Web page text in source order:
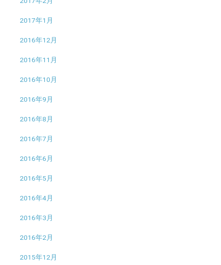
2017年1月
2016年12月
2016年11月
2016年10月
2016年9月
2016年8月
2016年7月
2016年6月
2016年5月
2016年4月
2016年3月
2016年2月
2015年12月